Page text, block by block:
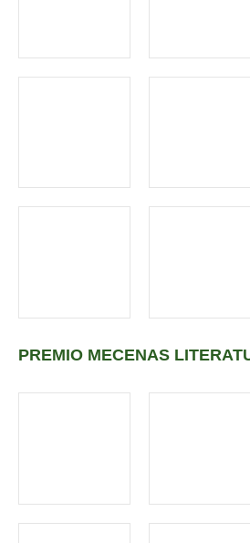
PREMIO MECENAS